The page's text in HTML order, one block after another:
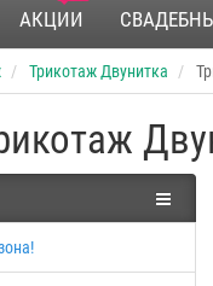
АКЦИИ
Трикотаж Двунитка